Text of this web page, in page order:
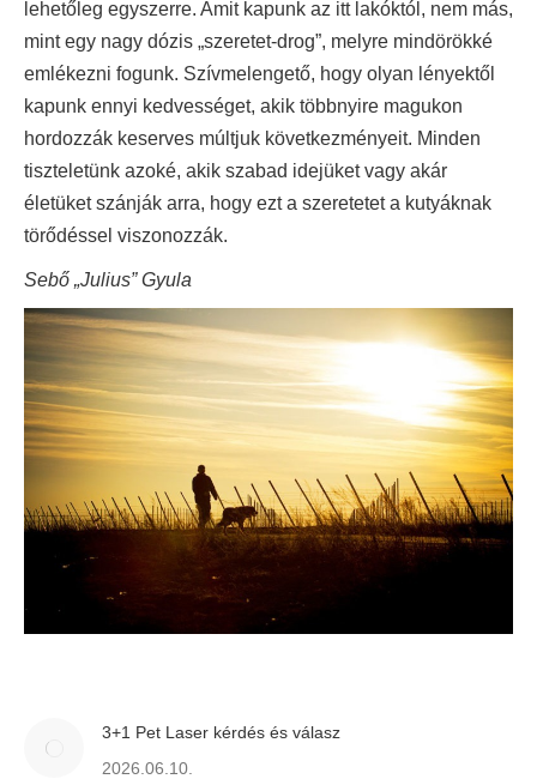
lehetőleg egyszerre. Amit kapunk az itt lakóktól, nem más,
mint egy nagy dózis „szeretet-drog”, melyre mindörökké
emlékezni fogunk. Szívmelengető, hogy olyan lényektől
kapunk ennyi kedvességet, akik többnyire magukon
hordozzák keserves múltjuk következményeit. Minden
tiszteletünk azoké, akik szabad idejüket vagy akár
életüket szánják arra, hogy ezt a szeretetet a kutyáknak
törődéssel viszonozzák.
Sebő „Julius” Gyula
3+1 Pet Laser kérdés és válasz
2026.06.10.